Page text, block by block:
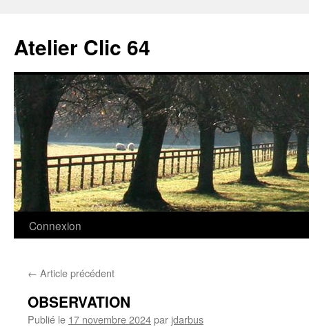
contenu
Atelier Clic 64
Connexion
← Article précédent
OBSERVATION
Publié le 17 novembre 2024par jdarbus